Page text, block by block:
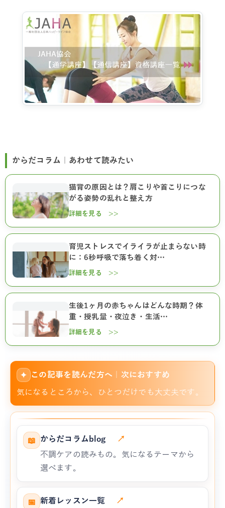
からだコラム｜あわせて読みたい
猫背の原因とは？肩こりや首こりにつな
がる姿勢の乱れと整え方
詳細を見る >>
育児ストレスでイライラが止まらない時
に：6秒呼吸で落ち着く対…
詳細を見る >>
生後1ヶ月の赤ちゃんはどんな時期？体
重・授乳量・夜泣き・生活…
詳細を見る >>
✦ この記事を読んだ方へ｜次におすすめ
気になるところから、ひとつだけでも大丈夫です。
📖 からだコラムblog
↗
不調ケアの読みもの。気になるテーマから
選べます。
📅 新着レッスン一覧
↗